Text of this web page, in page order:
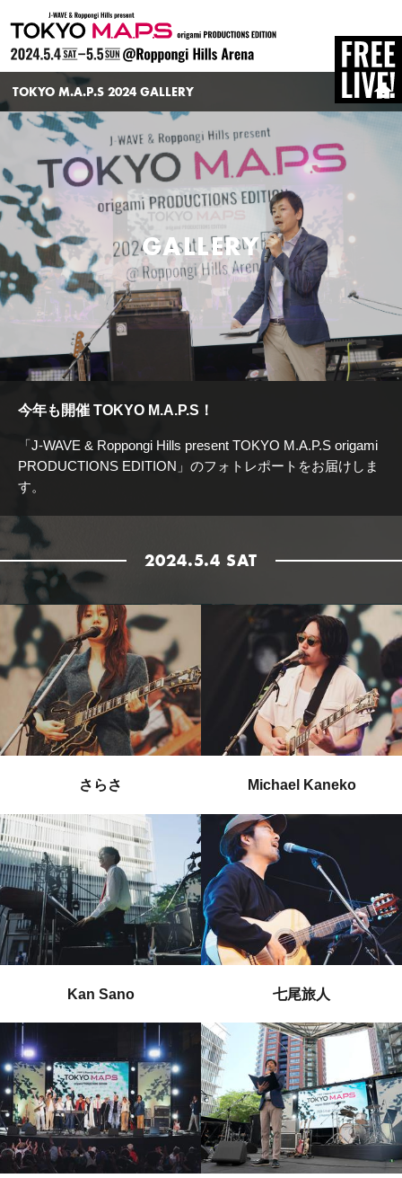
TOKYO M.A.P.S
TOKYO M.A.P.S 2024 GALLERY
HOME
GALLERY
今年も開催 TOKYO M.A.P.S！
「J-WAVE & Roppongi Hills present TOKYO M.A.P.S origami
PRODUCTIONS EDITION」 のフォトレポートをお届けしま
す。
2024.5.4 SAT
さらさ Michael Kaneko
Kan Sano 七尾旅人